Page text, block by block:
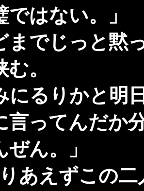
はない。」
でじっと黙
。
るりかと明
ってんだか
ん。」
あえずこの二